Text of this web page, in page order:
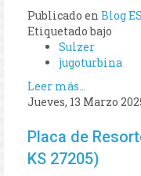
Publicado en Blog ES
Etiquetado bajo
Sulzer
jugoturbina
Leer más...
Jueves, 13 Marzo
Placa de
KS 27205)